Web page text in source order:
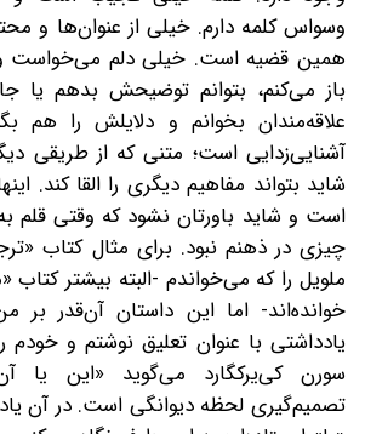
وسواس کلمه دارم. خیلی از عنوان‌ها و
همین قضیه است. خیلی دلم می‌خواست
باز می‌کنم، بتوانم توضیحش بدهم یا
علاقه‌مندان بخوانم و دلایلش را هم
آشنایی‌زدایی است؛ متنی که از طریقی
شاید بتواند مفاهیم دیگری را القا کند.
است و شاید باورتان نشود که وقتی قلم
چیزی در ذهنم نبود. برای مثال کتاب
ملویل را که می‌خواندم -البته بیشتر کتاب
خوانده‌اند- اما این داستان آن‌قدر بر
یادداشتی با عنوان تعلیق نوشتم و خودم
سورن کی‌یر‌کگارد می‌گوید «این یا
تصمیم‌گیری لحظه‌ دیوانگی است. در آن